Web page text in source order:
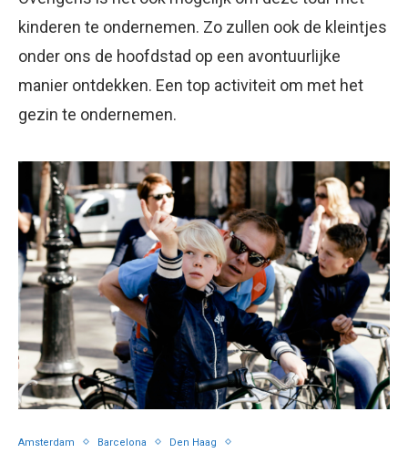
kinderen te ondernemen. Zo zullen ook de kleintjes
onder ons de hoofdstad op een avontuurlijke
manier ontdekken. Een top activiteit om met het
gezin te ondernemen.
Amsterdam Barcelona
Den Haag